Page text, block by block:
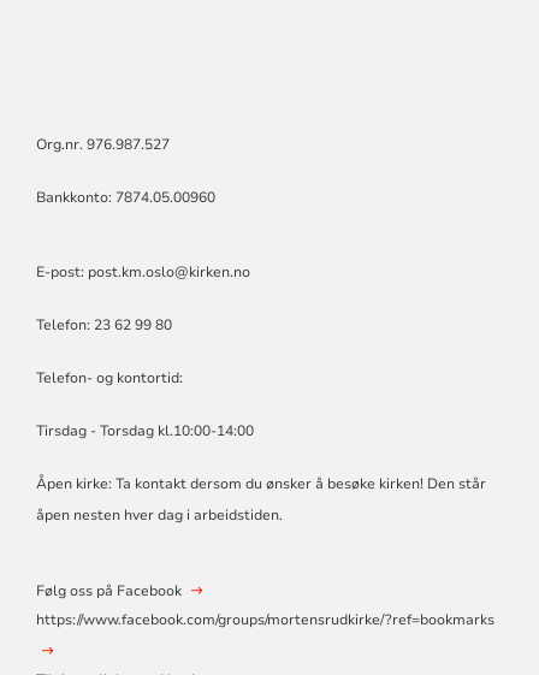
Org.nr. 976.987.527
Bankkonto: 7874.05.00960
E-post: post.km.oslo@kirken.no
Telefon: 23 62 99 80
Telefon- og kontortid:
Tirsdag - Torsdag kl.10:00-14:00
Åpen kirke: Ta kontakt dersom du ønsker å besøke kirken! Den står
åpen nesten hver dag i arbeidstiden.
Følg oss på Facebook
https://www.facebook.com/groups/mortensrudkirke/?ref=bookmarks